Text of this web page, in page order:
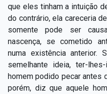
que eles tinham a intuição
do contrário, ela careceria
somente pode ser
nascença, se cometido
numa existência anterior.
semelhante ideia, ter-
homem podido pecar antes
porém, diz que aquele